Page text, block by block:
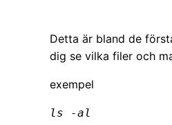
Detta är bland de
dig se vilka filer och
exempel
ls -al